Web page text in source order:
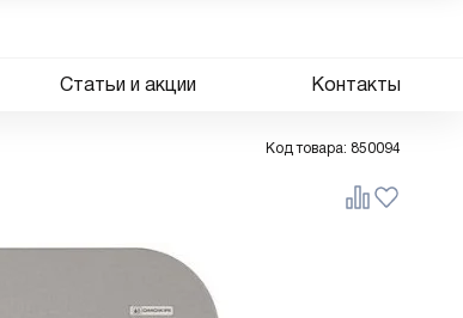
Статьи и акции Контакты
Код товара: 850094